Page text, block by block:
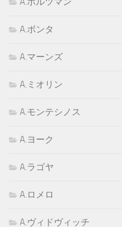
A.ボンタ
A.マーンズ
A.ミオリン
A.モンテシノス
A.ヨーク
A.ラゴヤ
A.ロメロ
A.ヴィドヴィッチ